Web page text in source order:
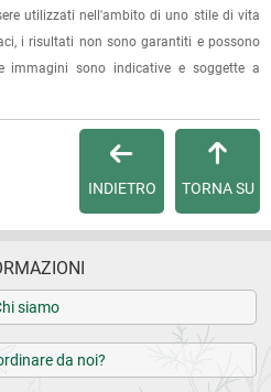
contattaci viae-mail.
utilizzati nell'ambito di uno stile di vita
i risultati non sono garantiti e possono
immagini sono indicative e soggette a
TORNA SU
INDIETRO
siamo
da noi?